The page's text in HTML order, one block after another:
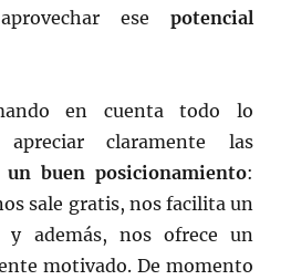
ese potencial
en cuenta todo lo
claramente las
buen posicionamiento:
sale gratis, nos facilita un
y además, nos ofrece un
motivado. De momento